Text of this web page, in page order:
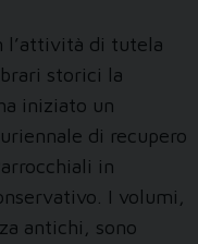
l’attività di tutela
storici la
iniziato un
di recupero
in
I volumi,
antichi, sono